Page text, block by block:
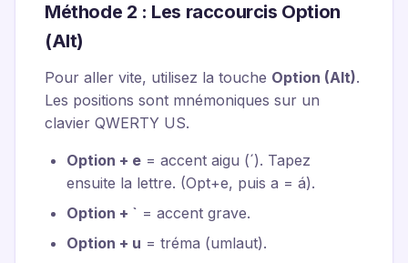
Méthode 2 : Les raccourcis Option
(Alt)
Pour aller vite, utilisez la touche Option (Alt).
Les positions sont mnémoniques sur un
clavier QWERTY US.
Option + e = accent aigu (´). Tapez
ensuite la lettre. (Opt+e, puis a = á).
Option + ` = accent grave.
Option + u = tréma (umlaut).